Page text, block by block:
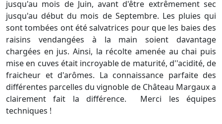
jusqu'au mois de Juin, avant d'être extrêmement sec
jusqu'au début du mois de Septembre. Les pluies qui
sont tombées ont été salvatrices pour que les baies des
raisins vendangées à la main soient davantage
chargées en jus. Ainsi, la récolte amenée au chai puis
mise en cuves était incroyable de maturité, d''acidité, de
fraicheur et d'arômes. La connaissance parfaite des
différentes parcelles du vignoble de Château Margaux a
clairement fait la différence. Merci les équipes
techniques !